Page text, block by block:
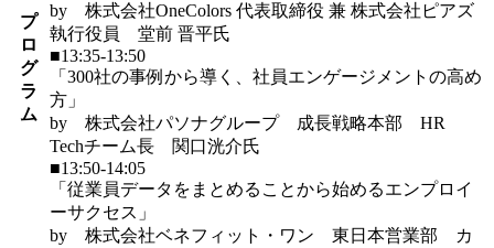
プ
ロ
グ
ラ
ム
by 株式会社OneColors 代表取締役 兼 株式会社ピアズ
執行役員 堂前 晋平氏
■13:35-13:50
「300社の事例から導く、社員エンゲージメントの高め
方」
by 株式会社パソナグループ 成長戦略本部 HR
Techチーム長 関口洸介氏
■13:50-14:05
「従業員データをまとめることから始めるエンプロイ
ーサクセス」
by 株式会社ベネフィット・ワン 東日本営業部 カ